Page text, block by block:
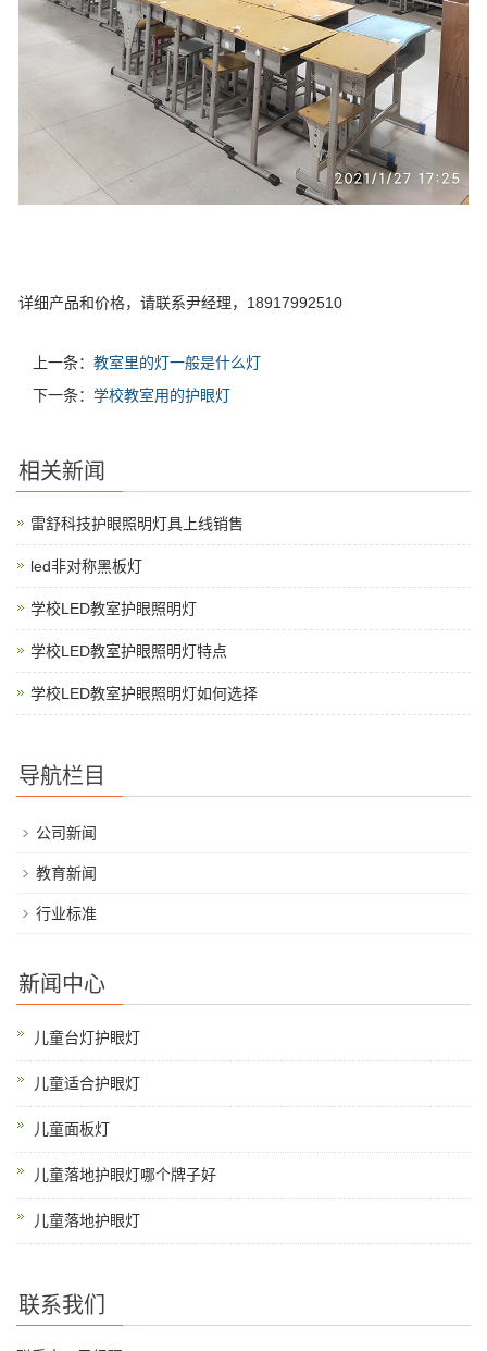
详细产品和价格，请联系尹经理，18917992510
上一条： 教室里的灯一般是什么灯
下一条： 学校教室用的护眼灯
相关新闻
雷舒科技护眼照明灯具上线销售
led非对称黑板灯
学校LED教室护眼照明灯
学校LED教室护眼照明灯特点
学校LED教室护眼照明灯如何选择
导航栏目
公司新闻
教育新闻
行业标准
新闻中心
儿童台灯护眼灯
儿童适合护眼灯
儿童面板灯
儿童落地护眼灯哪个牌子好
儿童落地护眼灯
联系我们